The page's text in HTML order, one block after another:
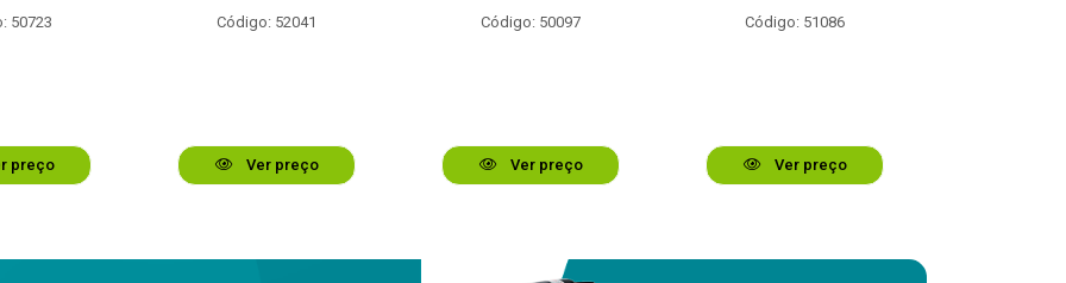
50723
preço
Código: 52041
Ver preço
Código: 50097
Ver preço
Código: 51086
Ver preço